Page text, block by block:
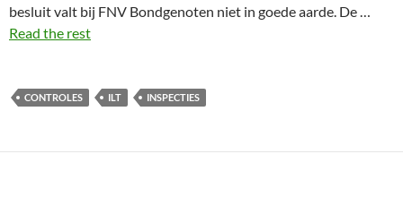
besluit valt bij FNV Bondgenoten niet in goede aarde. De …
Read the rest
CONTROLES ILT INSPECTIES